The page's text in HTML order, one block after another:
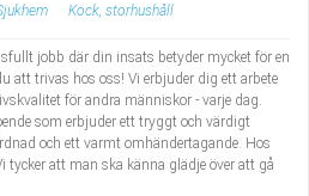
Kock, storhushåll
jobb där din insats betyder mycket för en
att trivas hos oss! Vi erbjuder dig ett arbete
för andra människor - varje dag.
som erbjuder ett tryggt och värdigt
och ett varmt omhändertagande. Hos
tycker att man ska känna glädje över att gå